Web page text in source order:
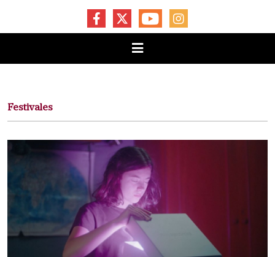
FACEBOOKYOUTUBEINSTAGRAM
Festivales